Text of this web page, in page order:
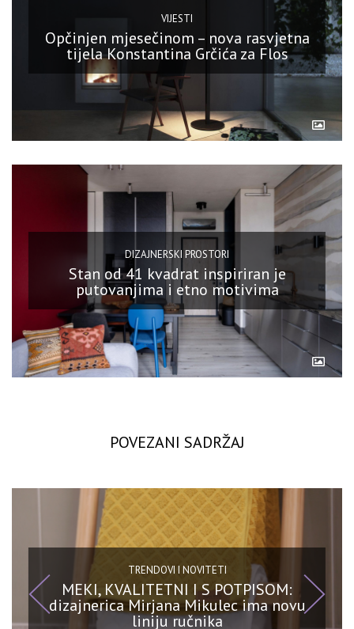
VIJESTI
Opčinjen mjesečinom – nova rasvjetna
tijela Konstantina Grčića za Flos
DIZAJNERSKI PROSTORI
Stan od 41 kvadrat inspiriran je
putovanjima i etno motivima
POVEZANI SADRŽAJ
TRENDOVI I NOVITETI
MEKI, KVALITETNI I S POTPISOM:
dizajnerica Mirjana Mikulec ima novu
liniju ručnika